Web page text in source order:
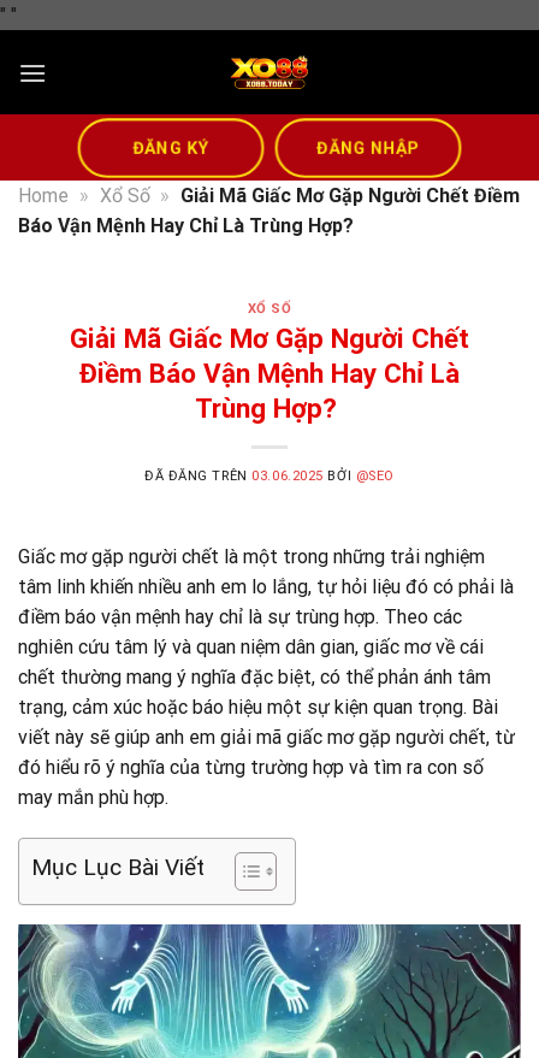
" "
nội
ĐĂNG KÝ ĐĂNG NHẬP
Home » Xổ Số » Giải Mã Giấc Mơ Gặp Người Chết Điềm
Báo Vận Mệnh Hay Chỉ Là Trùng Hợp?
XỔ SỐ
Giải Mã Giấc Mơ Gặp Người Chết
Điềm Báo Vận Mệnh Hay Chỉ Là
Trùng Hợp?
ĐÃ ĐĂNG TRÊN 03.06.2025 BỞI @SEO
Giấc mơ gặp người chết là một trong những trải nghiệm
tâm linh khiến nhiều anh em lo lắng, tự hỏi liệu đó có phải là
điềm báo vận mệnh hay chỉ là sự trùng hợp. Theo các
nghiên cứu tâm lý và quan niệm dân gian, giấc mơ về cái
chết thường mang ý nghĩa đặc biệt, có thể phản ánh tâm
trạng, cảm xúc hoặc báo hiệu một sự kiện quan trọng. Bài
viết này sẽ giúp anh em giải mã giấc mơ gặp người chết, từ
đó hiểu rõ ý nghĩa của từng trường hợp và tìm ra con số
may mắn phù hợp.
Mục Lục Bài Viết